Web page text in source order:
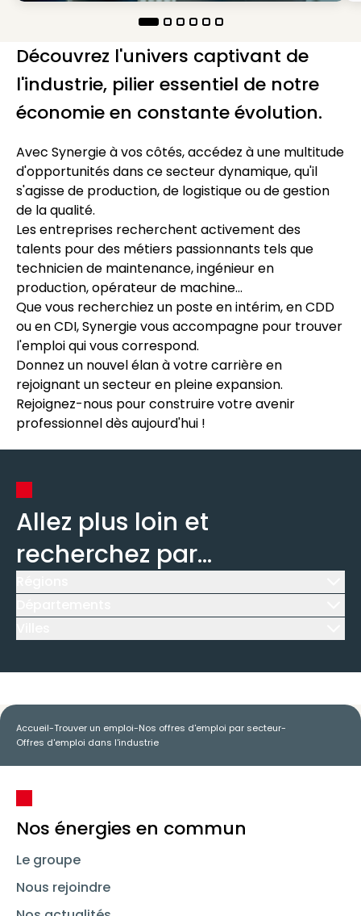
Découvrez l'univers captivant de
l'industrie, pilier essentiel de notre
économie en constante évolution.
Avec Synergie à vos côtés, accédez à une multitude
d'opportunités dans ce secteur dynamique, qu'il
s'agisse de production, de logistique ou de gestion
de la qualité.
Les entreprises recherchent activement des
talents pour des métiers passionnants tels que
technicien de maintenance, ingénieur en
production, opérateur de machine...
Que vous recherchiez un poste en intérim, en CDD
ou en CDI, Synergie vous accompagne pour trouver
l'emploi qui vous correspond.
Donnez un nouvel élan à votre carrière en
rejoignant un secteur en pleine expansion.
Rejoignez-nous pour construire votre avenir
professionnel dès aujourd'hui !
Allez plus loin et
recherchez par...
Accueil-Trouver un emploi-Nos offres d'emploi par secteur-
Offres d'emploi dans l'industrie
Nos énergies en commun
Le groupe
Nous rejoindre